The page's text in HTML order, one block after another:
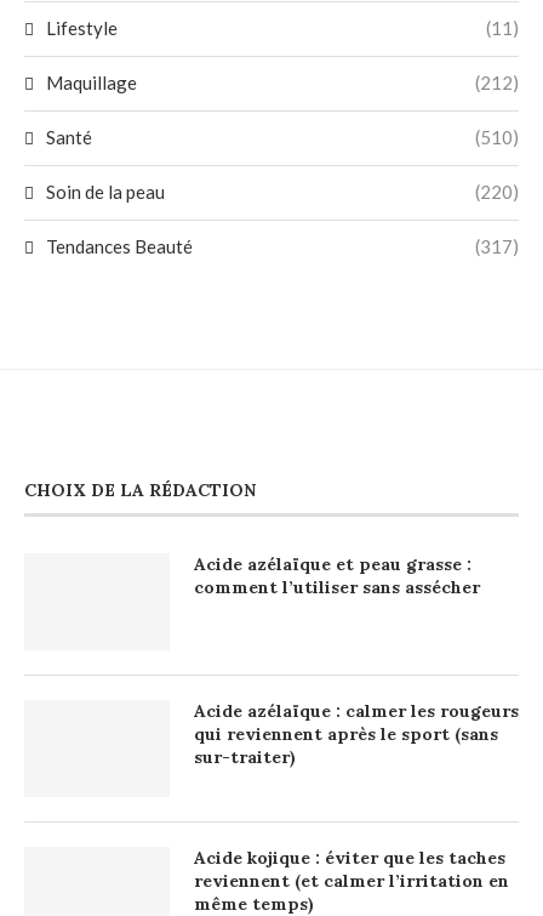
Lifestyle (11)
Maquillage (212)
Santé (510)
Soin de la peau (220)
Tendances Beauté (317)
CHOIX DE LA RÉDACTION
Acide azélaïque et peau grasse :
comment l’utiliser sans assécher
Acide azélaïque : calmer les rougeurs
qui reviennent après le sport (sans
sur-traiter)
Acide kojique : éviter que les taches
reviennent (et calmer l’irritation en
même temps)